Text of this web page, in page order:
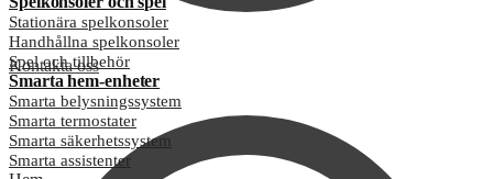
Kontakta oss
Stationära spelkonsoler
Handhållna spelkonsoler
Spel och tillbehör
Smarta hem-enheter
Smarta belysningssystem
Smarta termostater
Smarta säkerhetssystem
Smarta assistenter